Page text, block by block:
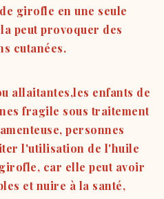
girofle en une seule
peut provoquer des
cutanées.
allaitantes,les enfants de
fragile sous traitement
personnes
l'utilisation de l'huile
car elle peut avoir
et nuire à la santé,